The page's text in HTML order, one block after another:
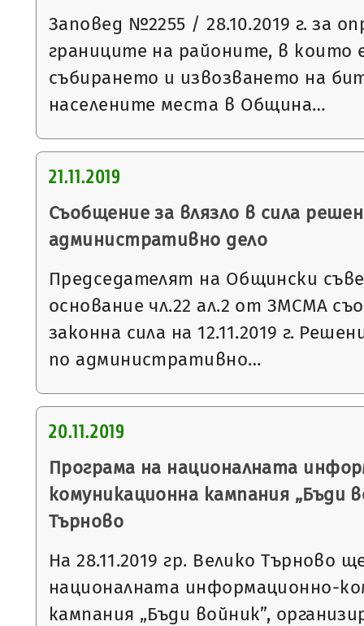
Заповед №2255 / 28.10.2019 г. за
границите на районите, в които
събирането и извозването на
населените места в Община…
21.11.2019
Съобщение за влязло в сила
административно дело
Председателят на Общински
основание чл.22 ал.2 от ЗМСМА
законна сила на 12.11.2019 г.
по административно…
20.11.2019
Програма на националната
комуникационна кампания „Бъди
Търново
На 28.11.2019 гр. Велико Търново
националната информационно-
кампания „Бъди войник”,